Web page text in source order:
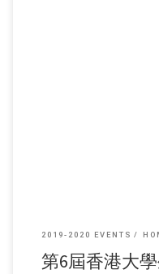
2019-2020 EVENTS
第6屆香港大